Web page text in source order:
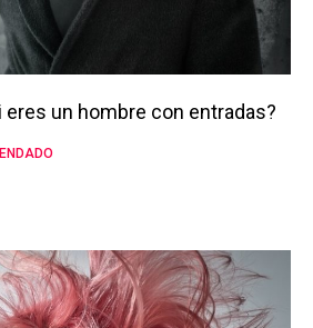
eres un hombre con entradas?